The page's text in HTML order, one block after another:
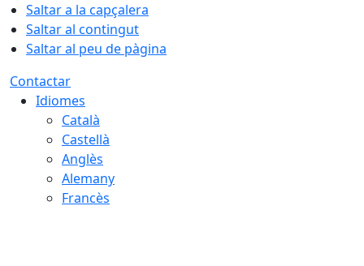
Saltar a la capçalera
Saltar al contingut
Saltar al peu de pàgina
Contactar
Idiomes
Català
Castellà
Anglès
Alemany
Francès